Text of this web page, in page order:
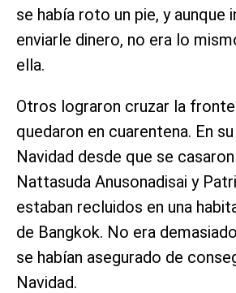
se había roto un pie, y aunque
enviarle dinero, no era lo
ella.
Otros lograron cruzar la
quedaron en cuarentena. En
Navidad desde que se
Nattasuda Anusonadisai y
estaban recluidos en una
de Bangkok. No era
se habían asegurado de
Navidad.